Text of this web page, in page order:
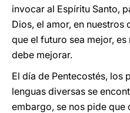
invocar al Espíritu Santo,
Dios, el amor, en nuestros
que el futuro sea mejor,
debe mejorar.
El día de Pentecostés, los
lenguas diversas se
embargo, se nos pide